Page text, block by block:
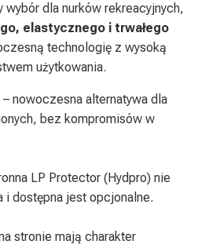
wybór dla nurków rekreacyjnych,
elastycznego i trwałego
technologię z wysoką
użytkowania.
– nowoczesna alternatywa dla
bez kompromisów w
LP Protector (Hydpro) nie
i dostępna jest opcjonalne.
stronie mają charakter